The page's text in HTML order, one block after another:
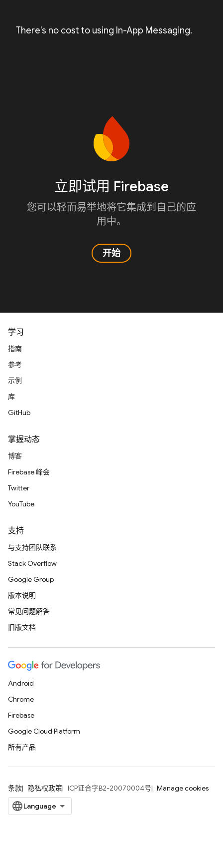
There's no cost to using In-App Messaging.
立即试用 Firebase
您可以轻而易举地将它集成到自己的应
用中。
开始
学习
指南
参考
示例
库
GitHub
掌握动态
博客
Firebase 峰会
Twitter
YouTube
支持
与支持团队联系
Stack Overflow
Google Group
版本说明
常见问题解答
旧版文档
Android
Chrome
Firebase
Google Cloud Platform
所有产品
条款 隐私权政策 ICP证合字B2-20070004号 Manage cookies